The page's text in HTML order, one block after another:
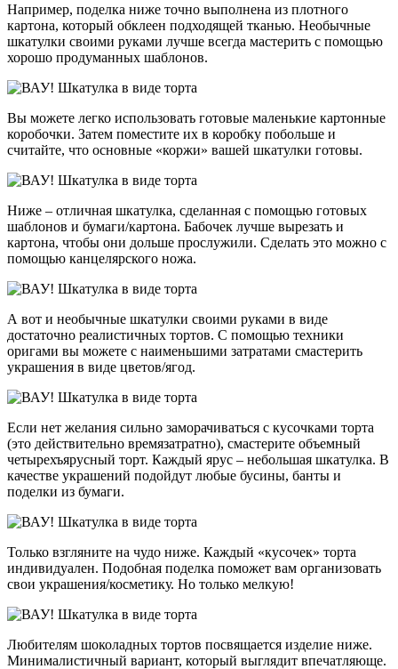
Например, поделка ниже точно выполнена из плотного
картона, который обклеен подходящей тканью. Необычные
шкатулки своими руками лучше всегда мастерить с помощью
хорошо продуманных шаблонов.
Вы можете легко использовать готовые маленькие картонные
коробочки. Затем поместите их в коробку побольше и
считайте, что основные «коржи» вашей шкатулки готовы.
Ниже – отличная шкатулка, сделанная с помощью готовых
шаблонов и бумаги/картона. Бабочек лучше вырезать и
картона, чтобы они дольше прослужили. Сделать это можно с
помощью канцелярского ножа.
А вот и необычные шкатулки своими руками в виде
достаточно реалистичных тортов. С помощью техники
оригами вы можете с наименьшими затратами смастерить
украшения в виде цветов/ягод.
Если нет желания сильно заморачиваться с кусочками торта
(это действительно времязатратно), смастерите объемный
четырехъярусный торт. Каждый ярус – небольшая шкатулка. В
качестве украшений подойдут любые бусины, банты и
поделки из бумаги.
Только взгляните на чудо ниже. Каждый «кусочек» торта
индивидуален. Подобная поделка поможет вам организовать
свои украшения/косметику. Но только мелкую!
Любителям шоколадных тортов посвящается изделие ниже.
Минималистичный вариант, который выглядит впечатляюще.